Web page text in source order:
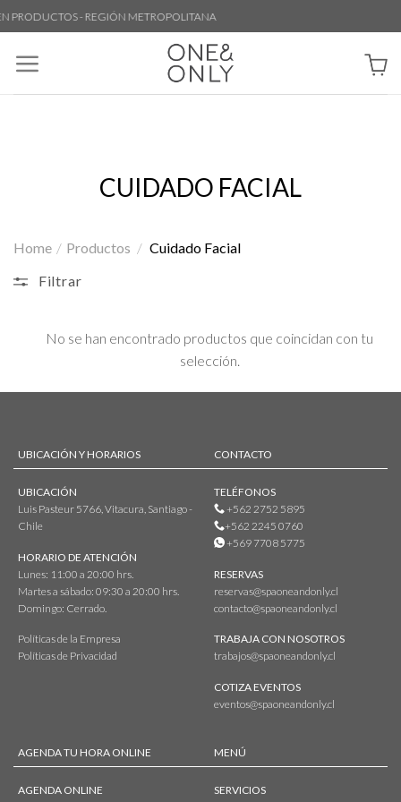
Skip
to
content
PRODUCTOS - REGIÓN METROPOLITANA
CUIDADO FACIAL
Home / Productos / Cuidado Facial
Filtrar
No se han encontrado productos que coincidan con tu
selección.
UBICACIÓN Y HORARIOS
UBICACIÓN
Luis Pasteur 5766, Vitacura, Santiago -
Chile
HORARIO DE ATENCIÓN
Lunes: 11:00 a 20:00 hrs.
Martes a sábado: 09:30 a 20:00 hrs.
Domingo: Cerrado.
Políticas de la Empresa
Políticas de Privacidad
CONTACTO
TELÉFONOS
+562 2752 5895
+562 2245 0760
+569 7708 5775
RESERVAS
reservas@spaoneandonly.cl
contacto@spaoneandonly.cl
TRABAJA CON NOSOTROS
trabajos@spaoneandonly.cl
COTIZA EVENTOS
eventos@spaoneandonly.cl
AGENDA TU HORA ONLINE
AGENDA ONLINE
MENÚ
SERVICIOS